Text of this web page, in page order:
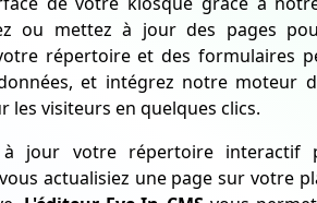
ou mettez à jour des pages
répertoire et des formulaires
et intégrez notre moteur
les visiteurs en quelques clics.
jour votre répertoire interactif
actualisiez une page sur votre